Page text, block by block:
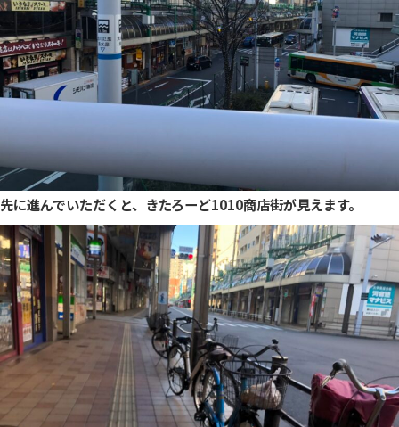
先に進んでいただくと、きたろーど1010商店街が見えます。